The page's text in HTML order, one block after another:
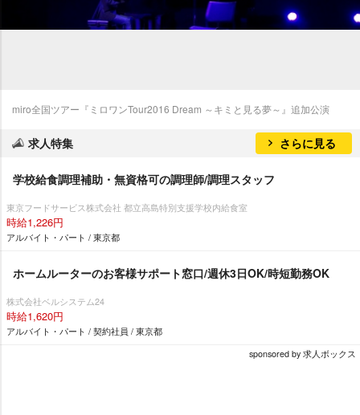
miro全国ツアー『ミロワンTour2016 Dream ～キミと見る夢～』追加公演
求人特集 さらに見る
学校給食調理補助・無資格可の調理師/調理スタッフ
東京フードサービス株式会社 都立高島特別支援学校内給食室
時給1,226円
アルバイト・パート / 東京都
ホームルーターのお客様サポート窓口/週休3日OK/時短勤務OK
株式会社ベルシステム24
時給1,620円
アルバイト・パート / 契約社員 / 東京都
sponsored by 求人ボックス